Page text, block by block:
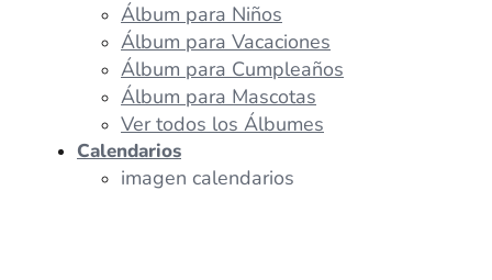
Álbum para Niños
Álbum para Vacaciones
Álbum para Cumpleaños
Álbum para Mascotas
Ver todos los Álbumes
Calendarios
imagen calendarios